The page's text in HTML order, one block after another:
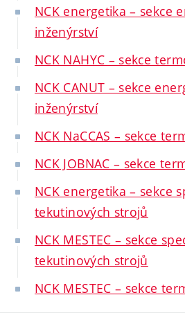
NCK energetika – sekce
inženýrství
NCK NAHYC – sekce
NCK CANUT – sekce
inženýrství
NCK NaCCAS – sekce
NCK JOBNAC – sekce
NCK energetika – sekce
tekutinových strojů
NCK MESTEC – sekce
tekutinových strojů
NCK MESTEC – sekce